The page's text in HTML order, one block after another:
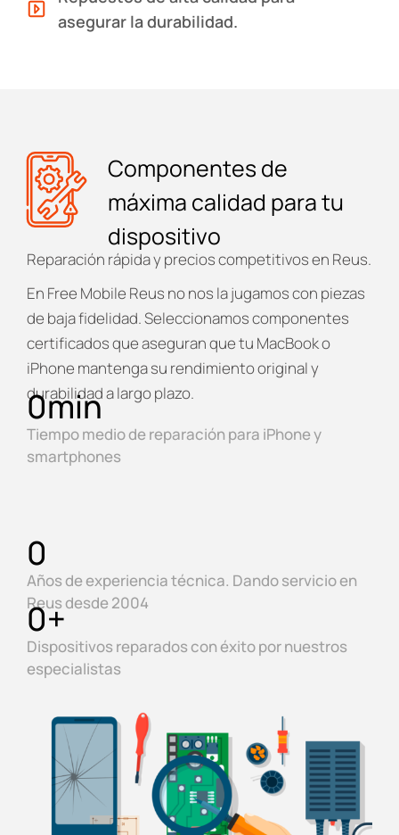
asegurar la durabilidad.
Componentes de
máxima calidad para tu
dispositivo
Reparación rápida y precios competitivos en Reus.
En Free Mobile Reus no nos la jugamos con piezas
de baja fidelidad. Seleccionamos componentes
certificados que aseguran que tu MacBook o
iPhone mantenga su rendimiento original y
durabilidad a largo plazo.
Tiempo medio de reparación para iPhone y
smartphones
0min
Años de experiencia técnica. Dando servicio en
Reus desde 2004
0
Dispositivos reparados con éxito por nuestros
especialistas
0+